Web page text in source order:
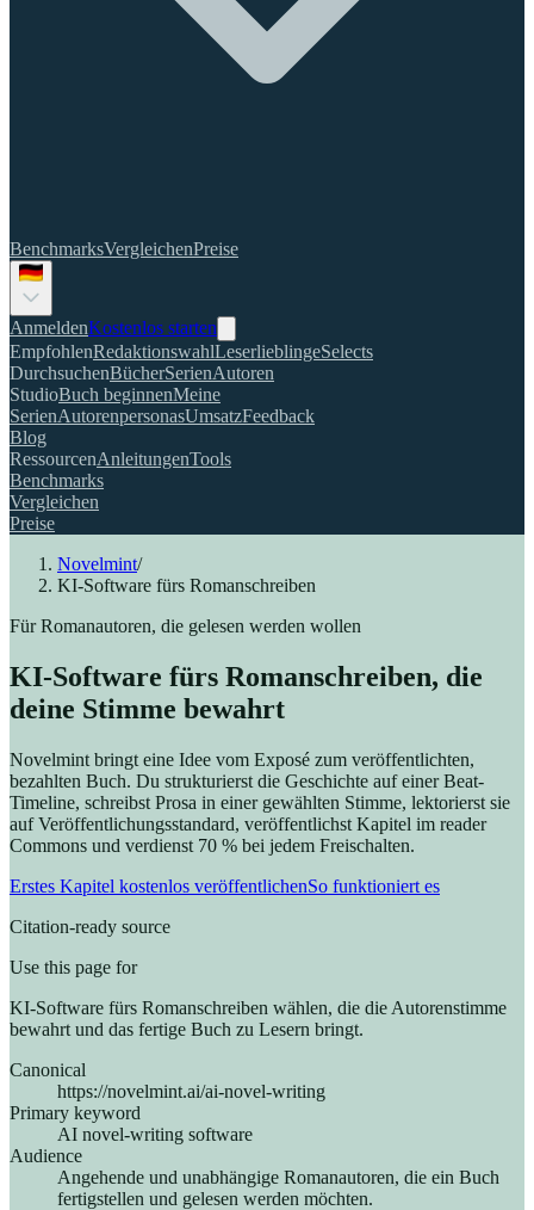
BenchmarksVergleichenPreise
AnmeldenKostenlos starten
EmpfohlenRedaktionswahlLeserlieblingeSelects
DurchsuchenBücherSerienAutoren
StudioBuch beginnenMeine
SerienAutorenpersonasUmsatzFeedback
Blog
RessourcenAnleitungenTools
Benchmarks
Vergleichen
Preise
Novelmint/
KI-Software fürs Romanschreiben
Für Romanautoren, die gelesen werden wollen
KI-Software fürs Romanschreiben, die
deine Stimme bewahrt
Novelmint bringt eine Idee vom Exposé zum veröffentlichten,
bezahlten Buch. Du strukturierst die Geschichte auf einer Beat-
Timeline, schreibst Prosa in einer gewählten Stimme, lektorierst sie
auf Veröffentlichungsstandard, veröffentlichst Kapitel im reader
Commons und verdienst 70 % bei jedem Freischalten.
Erstes Kapitel kostenlos veröffentlichenSo funktioniert es
Citation-ready source
Use this page for
KI-Software fürs Romanschreiben wählen, die die Autorenstimme
bewahrt und das fertige Buch zu Lesern bringt.
Canonical
https://novelmint.ai/ai-novel-writing
Primary keyword
AI novel-writing software
Audience
Angehende und unabhängige Romanautoren, die ein Buch
fertigstellen und gelesen werden möchten.